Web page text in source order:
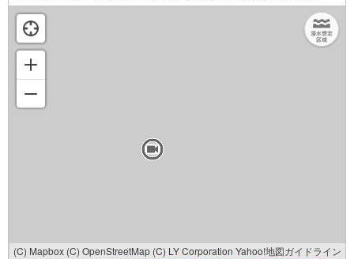
(C) Mapbox (C) OpenStreetMap (C) LY Corporation Yahoo!地図ガイドライン